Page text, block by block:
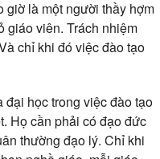
giờ là một người thầy hợm
giáo viên. Trách nhiệm
chỉ khi đó việc đào tạo
học trong việc đào tạo
Họ cần phải có đạo đức
thường đạo lý. Chỉ khi